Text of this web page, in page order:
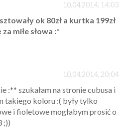
10.04.2014, 14:03
ok 80zł a kurtka 199zł
miłe słowa :*
10.04.2014, 20:04
:** szukałam na stronie cubusa i
takiego koloru :( były tylko
i fioletowe mogłabym prosić o
;))